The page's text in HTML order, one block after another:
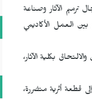
ترميم الآثار وصناعة
بين العمل الأكاديمي
بكلية الآثار،
قطعة أثرية متضررة،